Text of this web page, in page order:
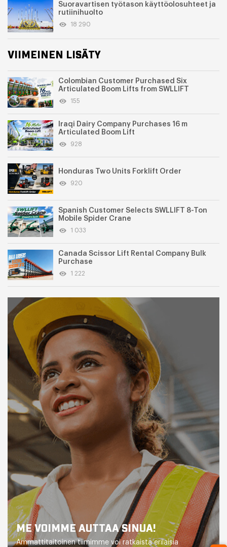
Suoravartisen työtason käyttöolosuhteet ja
rutiinihuolto
18 290
VIIMEINEN LISÄTY
Colombian Customer Purchased Six
Articulated Boom Lifts from SWLLIFT
155
Iraqi Dairy Company Purchases 16 m
Articulated Boom Lift
928
Honduras Two Units Forklift Order
920
Spanish Customer Selects SWLLIFT 8-Ton
Mobile Spider Crane
1 033
Canada Scissor Lift Rental Company Bulk
Purchase
1 222
ME VOIMME AUTTAA SINUA!
Ammattitaitoinen tiimimme voi ratkaista erilaisia